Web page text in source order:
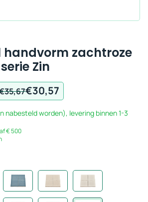
zachtroze
Zin
35,67
€35,67.
€30,57
€30,57.
nabesteld worden), levering binnen 1-3
€ 500